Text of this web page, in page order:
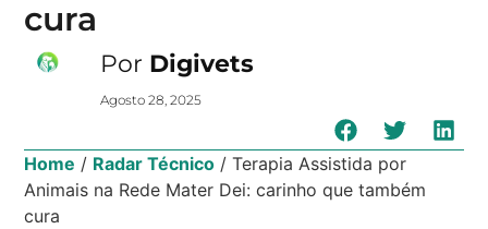
cura
Por Digivets
Agosto 28, 2025
Home / Radar Técnico /Terapia Assistida por
Animais na Rede Mater Dei: carinho que também
cura